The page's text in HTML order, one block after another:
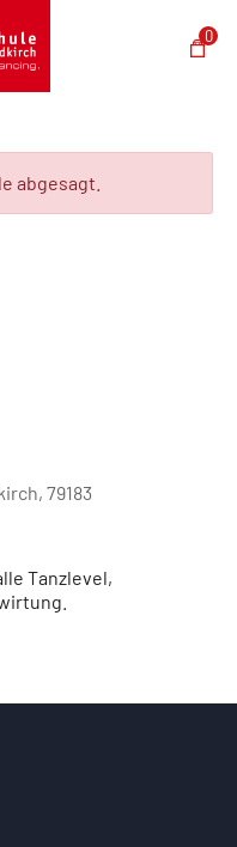
0
abgesagt.
79183
Tanzlevel,